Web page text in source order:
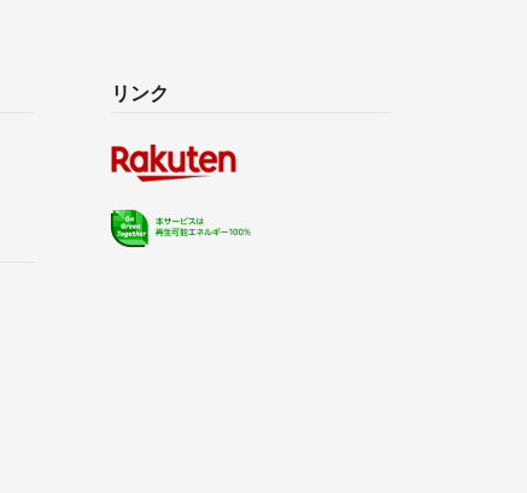
リンク